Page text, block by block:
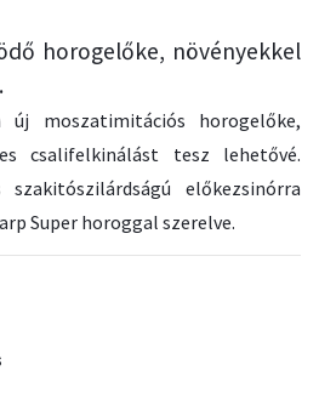
horogelőke, növényekkel
új moszatimitációs horogelőke,
csalifelkinálást tesz lehetővé.
előkezsinórra
Super horoggal szerelve.